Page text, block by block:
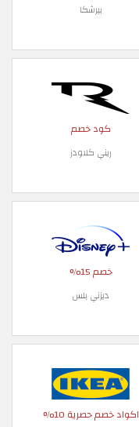
بيرشكا
كود خصم
ريني كلاودز
خصم 15%
ديزني بلس
اكواد خصم حصرية 10%